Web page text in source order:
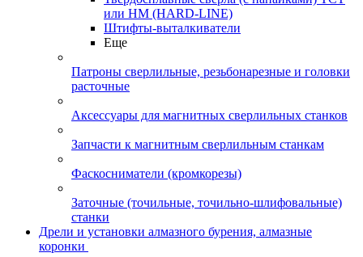
или HM (HARD-LINE)
Штифты-выталкиватели
Еще
Патроны сверлильные, резьбонарезные и головки
расточные
Аксессуары для магнитных сверлильных станков
Запчасти к магнитным сверлильным станкам
Фаскосниматели (кромкорезы)
Заточные (точильные, точильно-шлифовальные)
станки
Дрели и установки алмазного бурения, алмазные
коронки